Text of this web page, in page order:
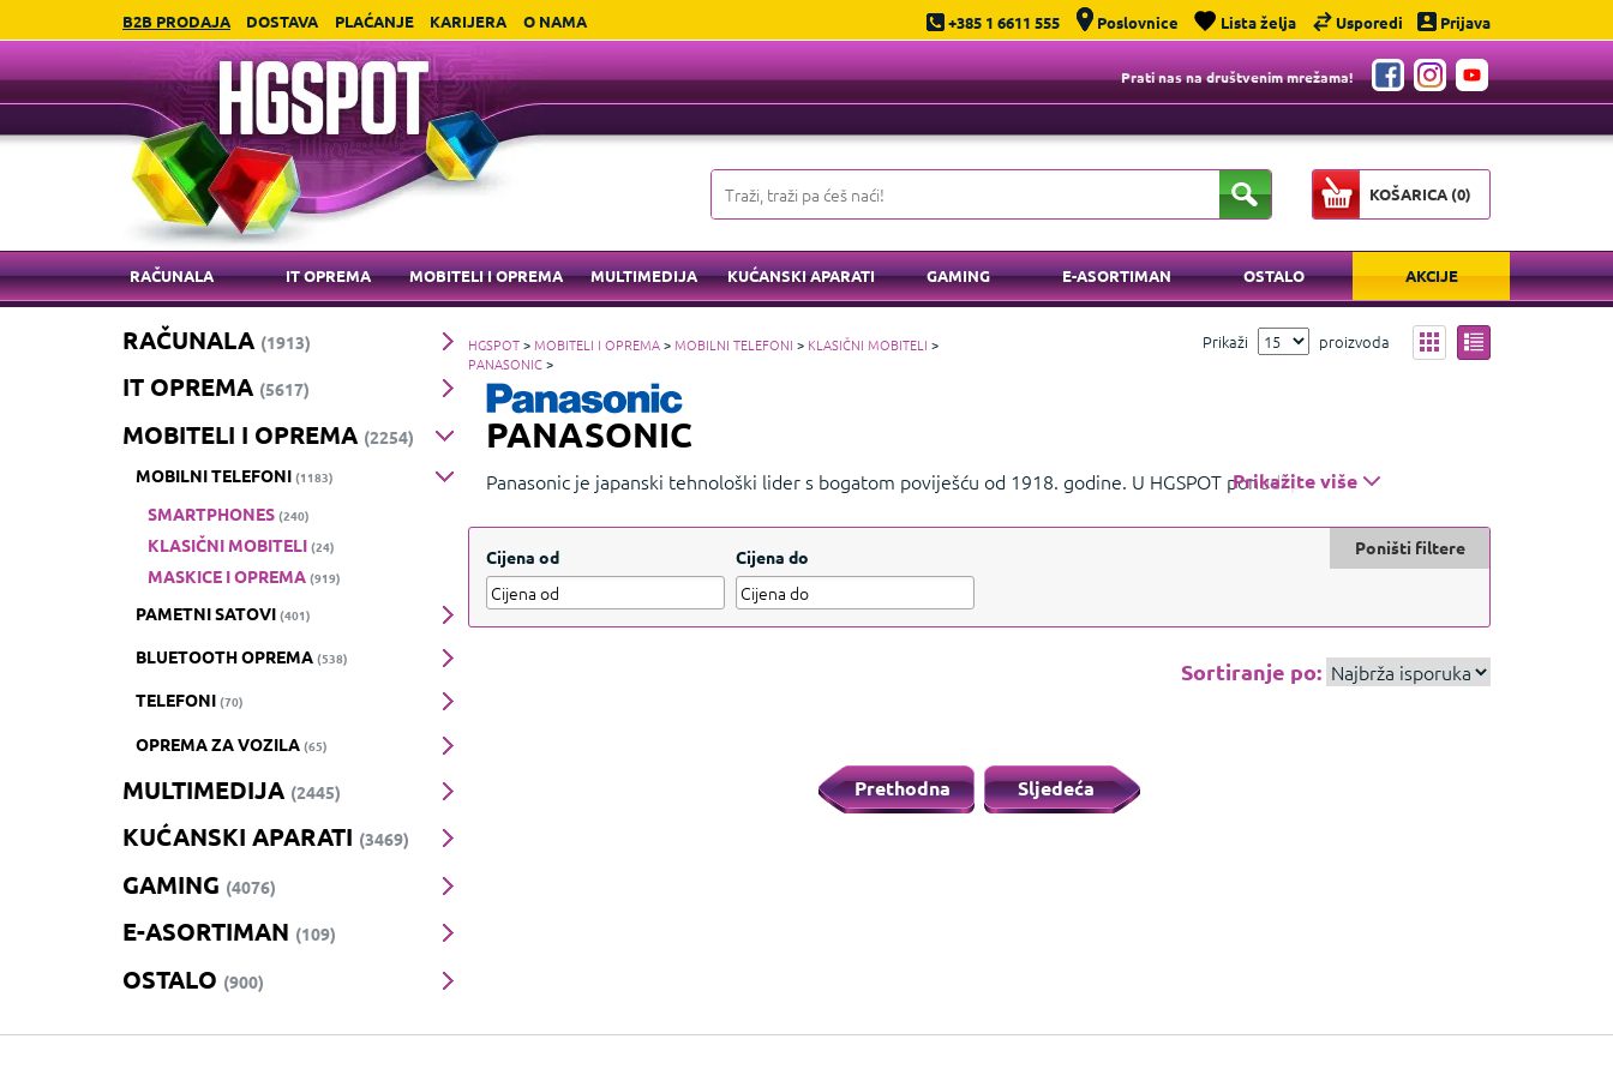
B2B PRODAJA DOSTAVA PLAĆANJE KARIJERA O NAMA +385 1 6611 555 Poslovnice Lista želja Usporedi Prijava
Prati nas na društvenim mrežama!
KOŠARICA (0)
RAČUNALA IT OPREMA MOBITELI I OPREMA MULTIMEDIJA KUĆANSKI APARATI GAMING E-ASORTIMAN OSTALO AKCIJE
RAČUNALA (1913)
IT OPREMA (5617)
MOBITELI I OPREMA (2254)
MOBILNI TELEFONI (1183)
SMARTPHONES(240)
KLASIČNI MOBITELI(24)
MASKICE I OPREMA(919)
PAMETNI SATOVI (401)
BLUETOOTH OPREMA (538)
TELEFONI (70)
OPREMA ZA VOZILA (65)
MULTIMEDIJA (2445)
KUĆANSKI APARATI (3469)
GAMING (4076)
E-ASORTIMAN (109)
OSTALO (900)
HGSPOT>MOBITELI I OPREMA>MOBILNI TELEFONI > KLASIČNI MOBITELI >
PANASONIC>
Prikaži proizvoda
PANASONIC
Panasonic je japanski tehnološki lider s bogatom poviješću od 1918. godine. U HGSPOT ponudi pronađite bežične
Prikažite više
Cijena od Cijena do Poništi filtere
Sortiranje po:
Prethodna Sljedeća